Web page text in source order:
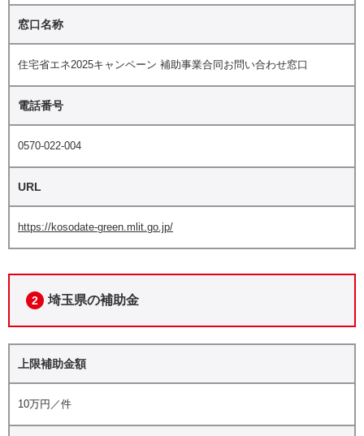
窓口名称
住宅省エネ2025キャンペーン 補助事業合同お問い合わせ窓口
電話番号
0570-022-004
URL
https://kosodate-green.mlit.go.jp/
2 埼玉県の補助金
上限補助金額
10万円／件